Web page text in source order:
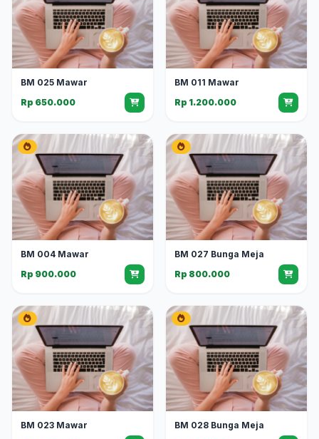
BM 025 Mawar
Rp 650.000
BM 011 Mawar
Rp 1.200.000
BM 004 Mawar
Rp 900.000
BM 027 Bunga Meja
Rp 800.000
BM 023 Mawar
BM 028 Bunga Meja